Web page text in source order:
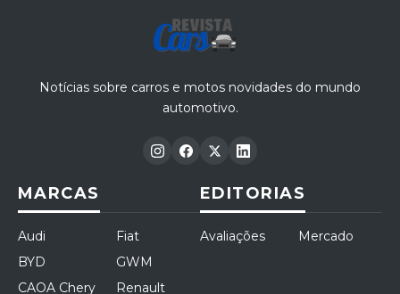
Notícias sobre carros e motos novidades do mundo
automotivo.
MARCAS
Audi
BYD
CAOA Chery
Fiat
GWM
Renault
EDITORIAS
Avaliações Mercado